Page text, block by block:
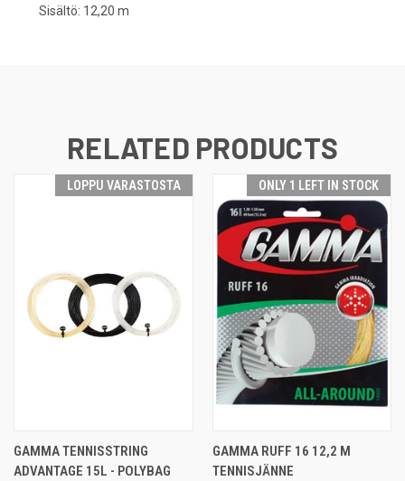
Sisältö: 12,20 m
RELATED PRODUCTS
LOPPU VARASTOSTA
GAMMA TENNISSTRING
ADVANTAGE 15L - POLYBAG
ONLY 1 LEFT IN STOCK
GAMMA RUFF 16 12,2 M
TENNISJÄNNE